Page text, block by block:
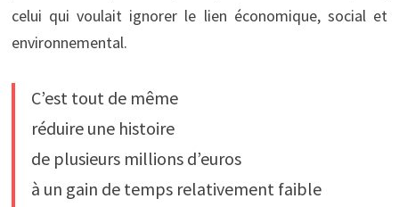
celui qui voulait ignorer le lien économique, social et
environnemental.
C’est tout de même
réduire une histoire
de plusieurs millions d’euros
à un gain de temps relativement faible